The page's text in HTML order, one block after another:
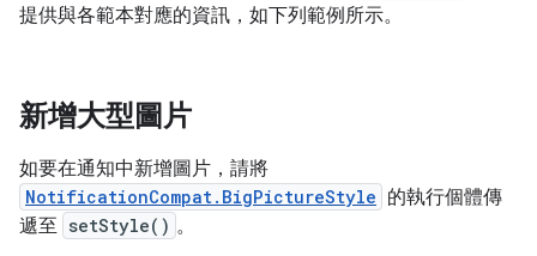
提供與各範本對應的資訊，如下列範例所示。
新增大型圖片
如要在通知中新增圖片，請將
NotificationCompat.BigPictureStyle 的執行個體傳
遞至 setStyle() 。